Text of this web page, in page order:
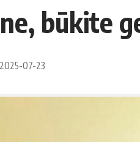
būkite
07-23